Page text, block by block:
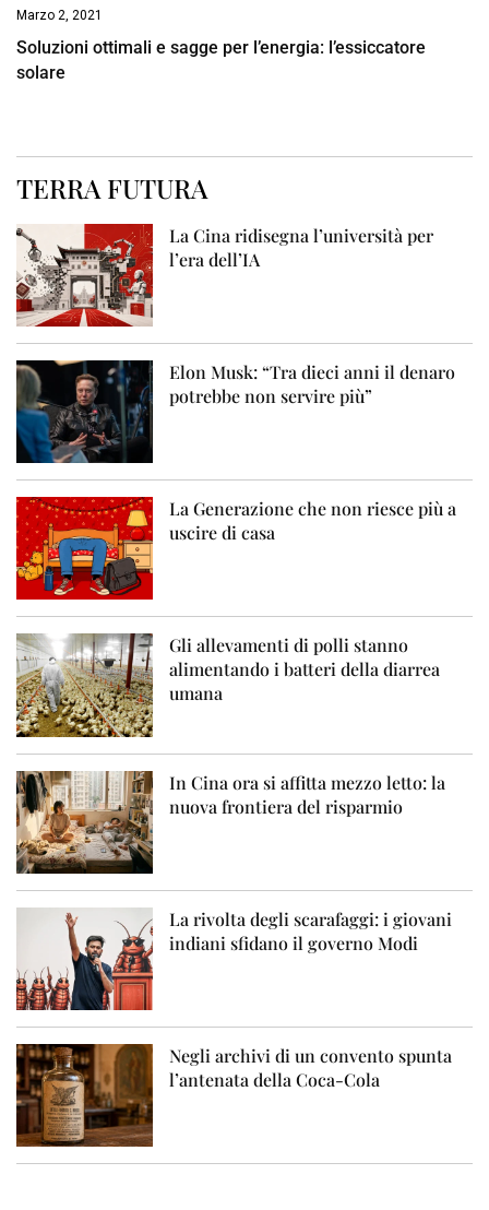
Marzo 2, 2021
Soluzioni ottimali e sagge per l’energia: l’essiccatore
solare
TERRA FUTURA
La Cina ridisegna l’università per
l’era dell’IA
Elon Musk: “Tra dieci anni il denaro
potrebbe non servire più”
La Generazione che non riesce più a
uscire di casa
Gli allevamenti di polli stanno
alimentando i batteri della diarrea
umana
In Cina ora si affitta mezzo letto: la
nuova frontiera del risparmio
La rivolta degli scarafaggi: i giovani
indiani sfidano il governo Modi
Negli archivi di un convento spunta
l’antenata della Coca-Cola